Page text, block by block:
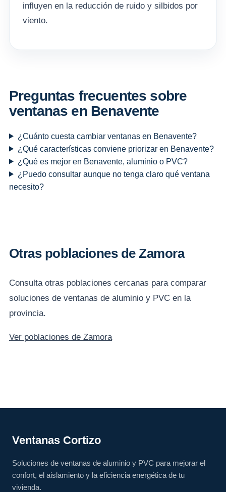
influyen en la reducción de ruido y silbidos por
viento.
Preguntas frecuentes sobre
ventanas en Benavente
¿Cuánto cuesta cambiar ventanas en Benavente?
¿Qué características conviene priorizar en Benavente?
¿Qué es mejor en Benavente, aluminio o PVC?
¿Puedo consultar aunque no tenga claro qué ventana
necesito?
Otras poblaciones de Zamora
Consulta otras poblaciones cercanas para comparar
soluciones de ventanas de aluminio y PVC en la
provincia.
Ver poblaciones de Zamora
Ventanas Cortizo
Soluciones de ventanas de aluminio y PVC para mejorar el
confort, el aislamiento y la eficiencia energética de tu
vivienda.